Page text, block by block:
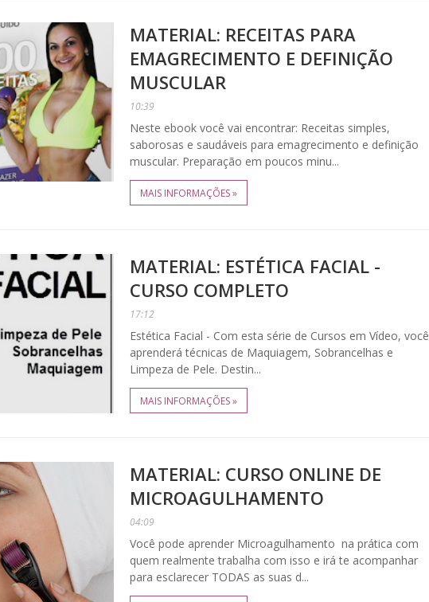
MATERIAL: RECEITAS PARA
EMAGRECIMENTO E DEFINIÇÃO
MUSCULAR
10:39
Neste ebook você vai encontrar: Receitas simples,
saborosas e saudáveis para emagrecimento e definição
muscular. Preparação em poucos minu...
MAIS INFORMAÇÕES »
MATERIAL: ESTÉTICA FACIAL -
CURSO COMPLETO
17:12
Estética Facial - Com esta série de Cursos em Vídeo, você
aprenderá técnicas de Maquiagem, Sobrancelhas e
Limpeza de Pele. Destin...
MAIS INFORMAÇÕES »
MATERIAL: CURSO ONLINE DE
MICROAGULHAMENTO
04:09
Você pode aprender Microagulhamento na prática com
quem realmente trabalha com isso e irá te acompanhar
para esclarecer TODAS as suas d...